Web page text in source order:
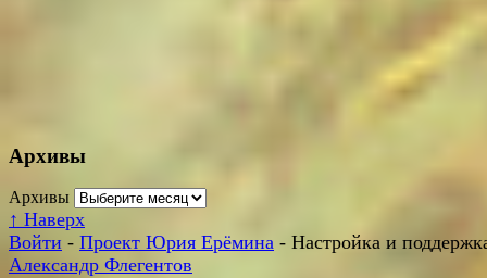
Архивы
Архивы
↑ Наверх
Войти - Проект Юрия Ерёмина - Настройка и
Александр Флегентов